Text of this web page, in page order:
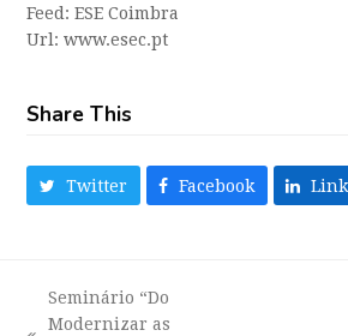
Feed: ESE Coimbra
Url: www.esec.pt
Share This
Twitter Facebook
Seminário “Do
Modernizar as